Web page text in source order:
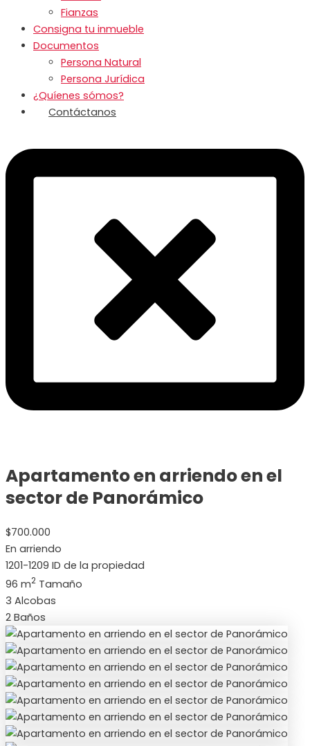
Fianzas
Consigna tu inmueble
Documentos
Persona Natural
Persona Jurídica
¿Quíenes sómos?
Contáctanos
Apartamento en arriendo en el
sector de Panorámico
$700.000
En arriendo
1201-1209 ID de la propiedad
96 m2 Tamaño
3 Alcobas
2 Baños